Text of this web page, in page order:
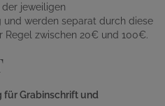
jeweiligen
und werden separat durch diese
Regel zwischen 20€ und 100€.
für Grabinschrift und